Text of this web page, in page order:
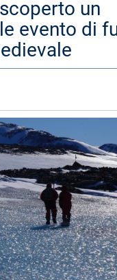
un
evento di